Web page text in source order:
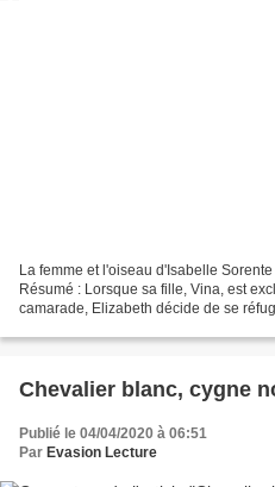
La femme et l'oiseau d'Isabelle
Résumé : Lorsque sa fille, Vina, est
camarade, Elizabeth décide de se
Chevalier blanc, cygne
Publié le 04/04/2020 à 06:51
Par Evasion Lecture